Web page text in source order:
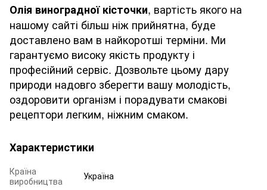
Олія виноградної кісточки, вартість якого на
нашому сайті більш ніж прийнятна, буде
доставлено вам в найкоротші терміни. Ми
гарантуємо високу якість продукту і
професійний сервіс. Дозвольте цьому дару
природи надовго зберегти вашу молодість,
оздоровити організм і порадувати смакові
рецептори легким, ніжним смаком.
Характеристики
Країна
виробництва
Україна